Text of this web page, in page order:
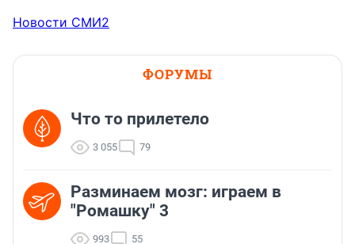
Новости СМИ2
ФОРУМЫ
Что то прилетело
3 055 79
Разминаем мозг: играем в
"Ромашку" 3
993 55